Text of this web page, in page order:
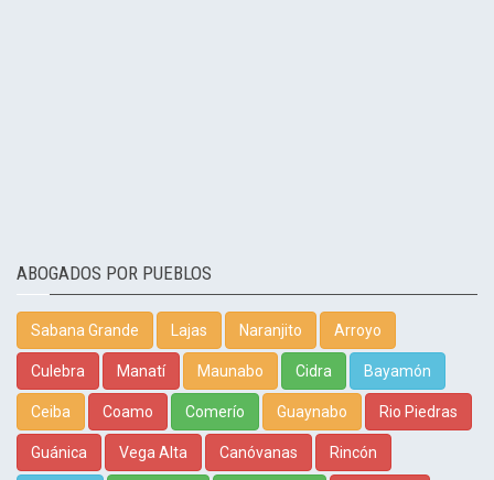
ABOGADOS POR PUEBLOS
Sabana Grande Lajas Naranjito Arroyo
Culebra Manatí Maunabo Cidra Bayamón
Ceiba Coamo Comerío Guaynabo Rio Piedras
Guánica Vega Alta Canóvanas Rincón